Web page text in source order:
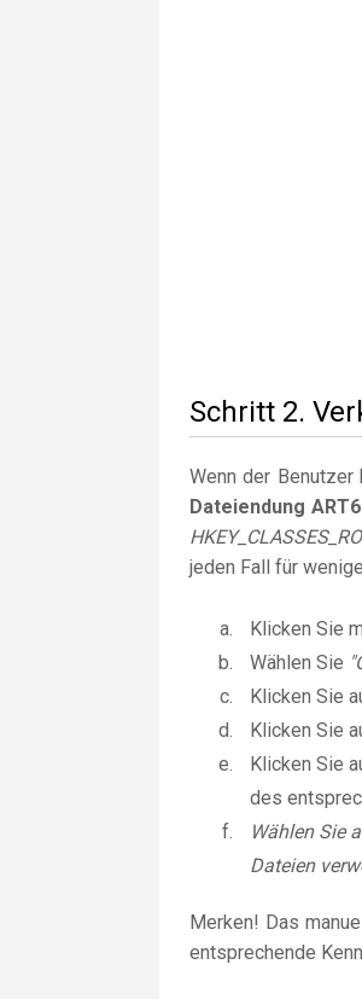
Schritt 2.
Wenn der
Dateiendung
jeden Fall für
Klicken Sie
Wählen Sie
Klicken Sie
Klicken Sie
Klicken Sie
des
Wählen Sie
Dateien
Merken! Das
entsprechende